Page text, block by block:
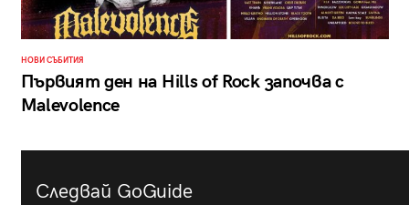
НОВИ СЪБИТИЯ
Първият ден на Hills of Rock започва с
Malevolence
Следвай GoGuide